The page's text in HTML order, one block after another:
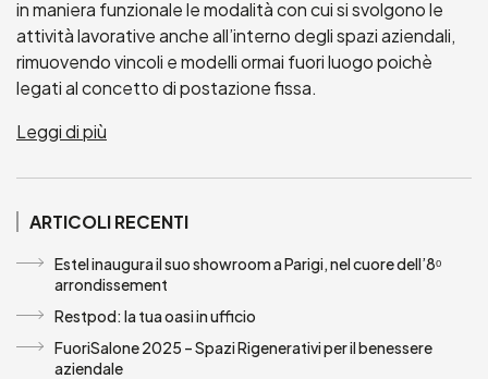
in maniera funzionale le modalità con cui si svolgono le
attività lavorative anche all’interno degli spazi aziendali,
rimuovendo vincoli e modelli ormai fuori luogo poichè
legati al concetto di postazione fissa.
Leggi di più
ARTICOLI RECENTI
Estel inaugura il suo showroom a Parigi, nel cuore dell’8ᵒ
arrondissement
Restpod: la tua oasi in ufficio
FuoriSalone 2025 – Spazi Rigenerativi per il benessere
aziendale